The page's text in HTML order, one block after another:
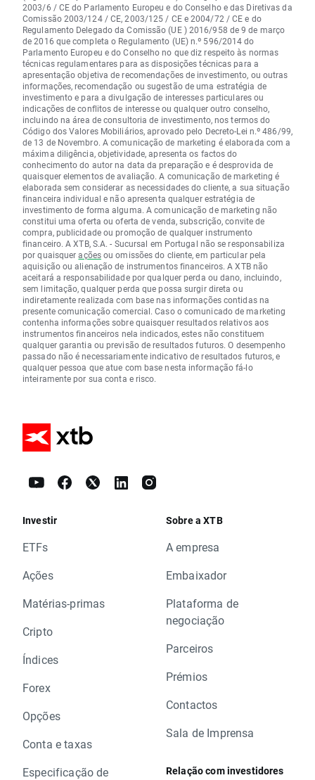
2003/6 / CE do Parlamento Europeu e do Conselho e das Diretivas da
Comissão 2003/124 / CE, 2003/125 / CE e 2004/72 / CE e do
Regulamento Delegado da Comissão (UE ) 2016/958 de 9 de março
de 2016 que completa o Regulamento (UE) n.º 596/2014 do
Parlamento Europeu e do Conselho no que diz respeito às normas
técnicas regulamentares para as disposições técnicas para a
apresentação objetiva de recomendações de investimento, ou outras
informações, recomendação ou sugestão de uma estratégia de
investimento e para a divulgação de interesses particulares ou
indicações de conflitos de interesse ou qualquer outro conselho,
incluindo na área de consultoria de investimento, nos termos do
Código dos Valores Mobiliários, aprovado pelo Decreto-Lei n.º 486/99,
de 13 de Novembro. A comunicação de marketing é elaborada com a
máxima diligência, objetividade, apresenta os factos do
conhecimento do autor na data da preparação e é desprovida de
quaisquer elementos de avaliação. A comunicação de marketing é
elaborada sem considerar as necessidades do cliente, a sua situação
financeira individual e não apresenta qualquer estratégia de
investimento de forma alguma. A comunicação de marketing não
constitui uma oferta ou oferta de venda, subscrição, convite de
compra, publicidade ou promoção de qualquer instrumento
financeiro. A XTB, S.A. - Sucursal em Portugal não se responsabiliza
por quaisqueraçõesou omissões do cliente, em particular pela
aquisição ou alienação de instrumentos financeiros. A XTB não
aceitará a responsabilidade por qualquer perda ou dano, incluindo,
sem limitação, qualquer perda que possa surgir direta ou
indiretamente realizada com base nas informações contidas na
presente comunicação comercial. Caso o comunicado de marketing
contenha informações sobre quaisquer resultados relativos aos
instrumentos financeiros nela indicados, estes não constituem
qualquer garantia ou previsão de resultados futuros. O desempenho
passado não é necessariamente indicativo de resultados futuros, e
qualquer pessoa que atue com base nesta informação fá-lo
inteiramente por sua conta e risco.
Investir
ETFs
Ações
Matérias-primas
Cripto
Índices
Forex
Opções
Conta e taxas
Especificação de
Sobre a XTB
A empresa
Embaixador
Plataforma de
negociação
Parceiros
Prémios
Contactos
Sala de Imprensa
Relação com investidores